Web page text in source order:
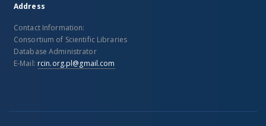
Address
Contact Information:
Consortium of Scientific Libraries
Database Administrator
E-Mail: rcin.org.pl@gmail.com